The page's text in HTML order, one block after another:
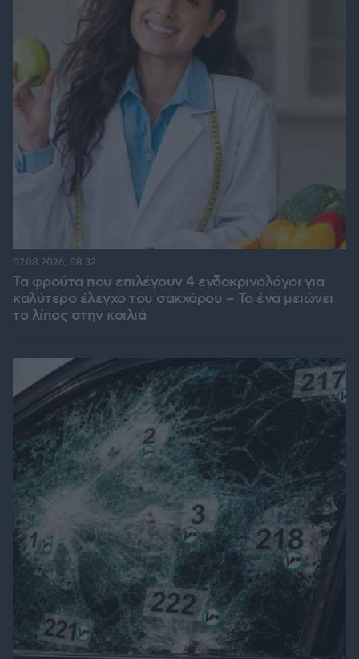
Τα φρούτα που επιλέγουν 4 ενδοκρινολόγοι για
καλύτερο έλεγχο του σακχάρου – Το ένα μειώνει
το λίπος στην κοιλιά
07.08.2026, 08:32